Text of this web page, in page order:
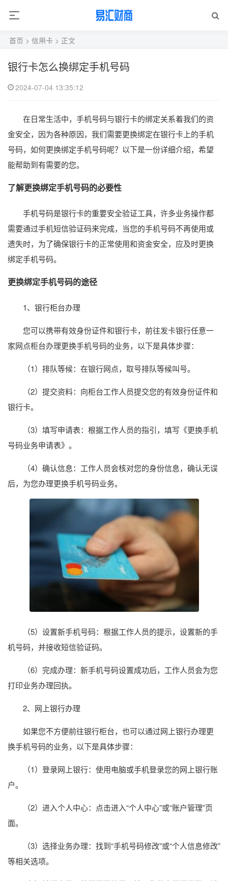
首页 > 信用卡 > 正文
银行卡怎么换绑定手机号码
2024-07-04 13:35:12
在日常生活中，手机号码与银行卡的绑定关系着我们的资
金安全，因为各种原因，我们需要更换绑定在银行卡上的手机
号码，如何更换绑定手机号码呢？以下是一份详细介绍，希望
能帮助到有需要的您。
了解更换绑定手机号码的必要性
手机号码是银行卡的重要安全验证工具，许多业务操作都
需要通过手机短信验证码来完成，当您的手机号码不再使用或
遗失时，为了确保银行卡的正常使用和资金安全，应及时更换
绑定手机号码。
更换绑定手机号码的途径
1、银行柜台办理
您可以携带有效身份证件和银行卡，前往发卡银行任意一
家网点柜台办理更换手机号码的业务，以下是具体步骤：
（1）排队等候：在银行网点，取号排队等候叫号。
（2）提交资料：向柜台工作人员提交您的有效身份证件和
银行卡。
（3）填写申请表：根据工作人员的指引，填写《更换手机
号码业务申请表》。
（4）确认信息：工作人员会核对您的身份信息，确认无误
后，为您办理更换手机号码业务。
（5）设置新手机号码：根据工作人员的提示，设置新的手
机号码，并接收短信验证码。
（6）完成办理：新手机号码设置成功后，工作人员会为您
打印业务办理回执。
2、网上银行办理
如果您不方便前往银行柜台，也可以通过网上银行办理更
换手机号码的业务，以下是具体步骤：
（1）登录网上银行：使用电脑或手机登录您的网上银行账
户。
（2）进入个人中心：点击进入“个人中心”或“账户管理”页
面。
（3）选择业务办理：找到“手机号码修改”或“个人信息修改”
等相关选项。